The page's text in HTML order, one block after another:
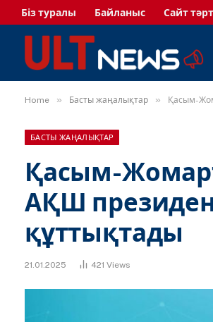
Біз туралы Байланыс Сайт
Home » Басты жаңалықтар » Қасым-
БАСТЫ ЖАҢАЛЫҚТАР
Қасым-
АҚШ
құттықтады
21.01.2025 421 Views